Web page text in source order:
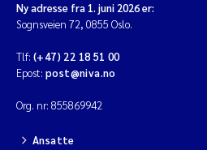
Ny adresse fra 1. juni 2026 er:
Sognsveien 72, 0855 Oslo.
Tlf: (+47) 22 18 51 00
Epost: post@niva.no
Org. nr: 855869942
Ansatte